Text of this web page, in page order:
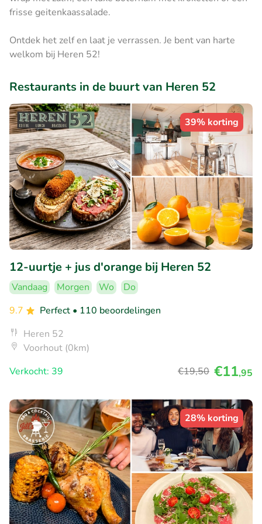
frisse geitenkaassalade.
Ontdek het zelf en laat je verrassen. Je bent van harte
welkom bij Heren 52!
Restaurants in de buurt van Heren 52
39% korting
12-uurtje + jus d'orange bij Heren 52
Vandaag Morgen Wo
Do
9.7
Perfect • 110 beoordelingen
Heren 52
Voorhout (0km)
Verkocht: 39
€19,50 €11,95
28% korting